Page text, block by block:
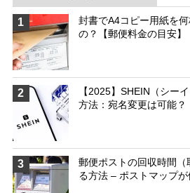
1
封書でA4コピー用紙を
の？【郵便料金の目安】
2
【2025】SHEIN（シー
方法：宛名変更は可能？
3
郵便ポストの回収時間
る方法 – ポストマップが